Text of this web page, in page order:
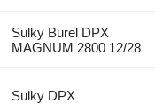
Sulky Burel DPX
MAGNUM 2800 12/28
Sulky DPX